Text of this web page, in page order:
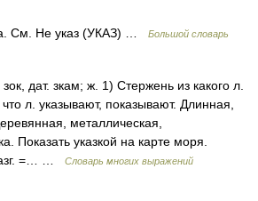
См. Не указ (УКАЗ) …
Большой словарь
дат. зкам; ж. 1) Стержень из какого л.
л. указывают, показывают. Длинная,
металлическая,
Показать указкой на карте моря.
=… …
Словарь многих выражений